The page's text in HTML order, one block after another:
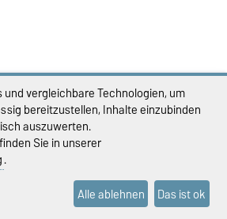
vergleichbare Technologien, um
bereitzustellen, Inhalte einzubinden
auszuwerten.
Sie in unserer
.
Alle ablehnen Das ist ok